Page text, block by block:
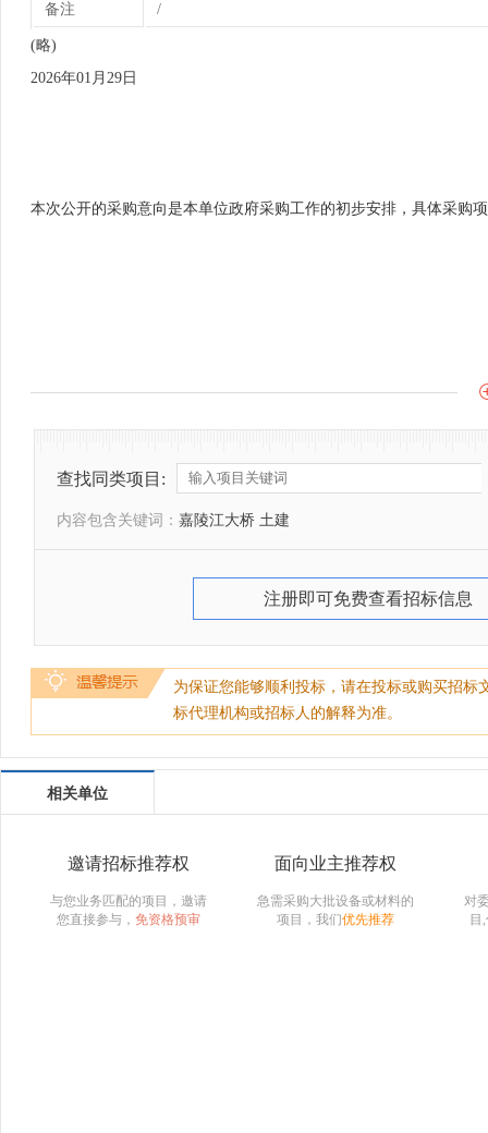
备注 /
(略)
2026年01月29日
本次公开的采购意向是本单位政府采购工作的初步安排，具体采购
查找同类项目:
内容包含关键词： 嘉陵江大桥 土建
注册即可免费查看招标信息
为保证您能够顺利投标，请在投标或购买招
标代理机构或招标人的解释为准。
相关单位
邀请招标推荐权
与您业务匹配的项目，邀请
您直接参与， 免资格预审
面向业主推荐权
急需采购大批设备或材料的
项目，我们优先推荐
对
目